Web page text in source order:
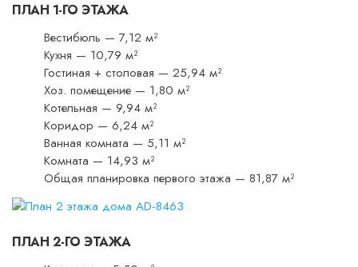
ПЛАН 1-ГО ЭТАЖА
Вестибюль — 7,12 м²
Кухня — 10,79 м²
Гостиная + столовая — 25,94 м²
Хоз. помещение — 1,80 м²
Котельная — 9,94 м²
Коридор — 6,24 м²
Ванная комната — 5,11 м²
Комната — 14,93 м²
Общая планировка первого этажа — 81,87 м²
ПЛАН 2-ГО ЭТАЖА